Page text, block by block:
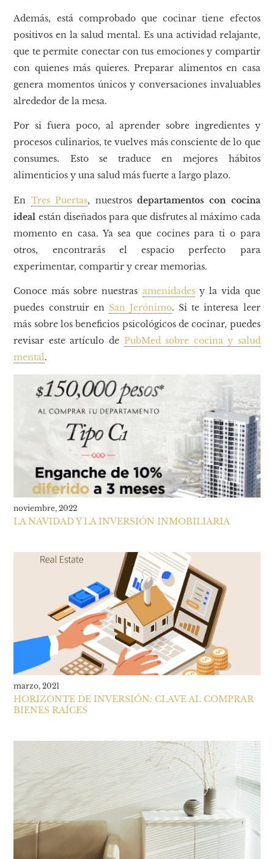
Además, está comprobado que cocinar tiene efectos
positivos en la salud mental. Es una actividad relajante,
que te permite conectar con tus emociones y compartir
con quienes más quieres. Preparar alimentos en casa
genera momentos únicos y conversaciones invaluables
alrededor de la mesa.
Por si fuera poco, al aprender sobre ingredientes y
procesos culinarios, te vuelves más consciente de lo que
consumes. Esto se traduce en mejores hábitos
alimenticios y una salud más fuerte a largo plazo.
En Tres Puertas, nuestros departamentos con cocina
ideal están diseñados para que disfrutes al máximo cada
momento en casa. Ya sea que cocines para ti o para
otros, encontrarás el espacio perfecto para
experimentar, compartir y crear memorias.
Conoce más sobre nuestras amenidadesy la vida que
puedes construir en San Jerónimo. Si te interesa leer
más sobre los beneficios psicológicos de cocinar, puedes
revisar este artículo de PubMed sobre cocina y salud
mental.
noviembre, 2022
LA NAVIDAD Y LA INVERSIÓN INMOBILIARIA
marzo, 2021
HORIZONTE DE INVERSIÓN: CLAVE AL COMPRAR
BIENES RAÍCES